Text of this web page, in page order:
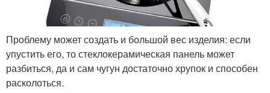
Проблему может создать и большой вес изделия: если
упустить его, то стеклокерамическая панель может
разбиться, да и сам чугун достаточно хрупок и способен
расколоться.